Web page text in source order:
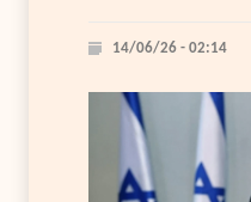
14/06/26 - 02:14